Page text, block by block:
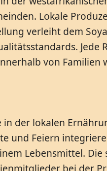
Lokale
verleiht dem
Jede
von Familien
der lokalen
und Feiern
Lebensmittel.